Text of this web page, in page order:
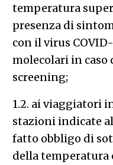
temperatura
presenza di
con il virus
molecolari in
screening;
1.2. ai viaggiatori
stazioni indicate
fatto obbligo di
della temperatura